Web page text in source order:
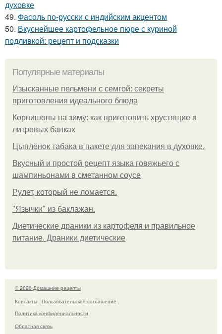
духовке
49. Фасоль по-русски с индийским акцентом
50. Вкуснейшее картофельное пюре с куриной
подливкой: рецепт и подсказки
Популярные материалы
Изысканные пельмени с семгой: секреты
приготовления идеального блюда
Корнишоны на зиму: как приготовить хрустящие в
литровых банках
Цыплёнок табака в пакете для запекания в духовке.
Вкусный и простой рецепт языка говяжьего с
шампиньонами в сметанном соусе
Рулет, который не ломается.
"Язычки" из баклажан.
Диетические драники из картофеля и правильное
питание. Драники диетические
© 2026 Домашние рецепты
Контакты
Пользовательское соглашение
Политика конфидециальности
Обратная связь